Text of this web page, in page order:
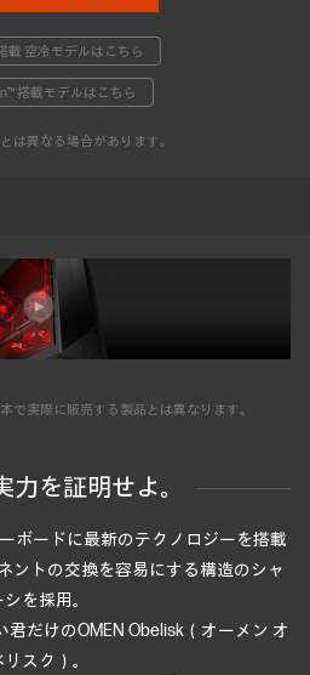
載 空冷モデルはこちら
搭載モデルはこちら
は異なる場合があります。
実際に販売する製品とは異なります。
力を証明せよ。
ボードに最新のテクノロジーを搭載
ントの交換を容易にする構造のシャ
シを採用。
だけのOMEN Obelisk（オーメン オ
リスク）。